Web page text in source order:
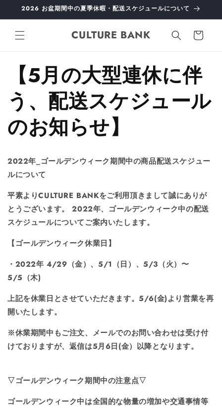
ンツに
進む
2026 お盆期間中の夏季休暇・配送スケジュールについて
CULTURE BANK
カ
ー
【5月の大型連休に伴
う、配送スケジュール
のお知らせ】
2022年_ゴールデンウィーク期間中の商品配送スケジュー
ルについて
平素よりCULTURE BANKをご利用頂きまして誠にありが
とうございます。 2022年、ゴールデンウィーク中の配送
スケジュールについてご案内いたします。
【ゴールデンウィーク休業日】
・2022年4/29（金）、5/1（日）、5/3（火）〜
5/5（木)
上記を休業日とさせていただきます。5/6(金)より営業を再
開いたします。
※休業期間中もご注文、メールでのお問い合わせは受け付
けておりますが、返信は5月6日(金）以降となります。
▽ゴールデンウィーク期間中の注意点▽
ゴールデンウィーク中は全国的な物量の増加や交通事情等